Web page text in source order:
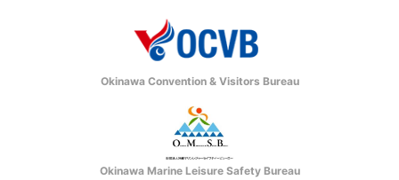
Okinawa Convention & Visitors Bureau
Okinawa Marine Leisure Safety Bureau